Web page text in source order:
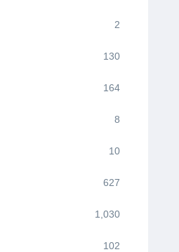
2
130
164
8
10
627
1,030
102